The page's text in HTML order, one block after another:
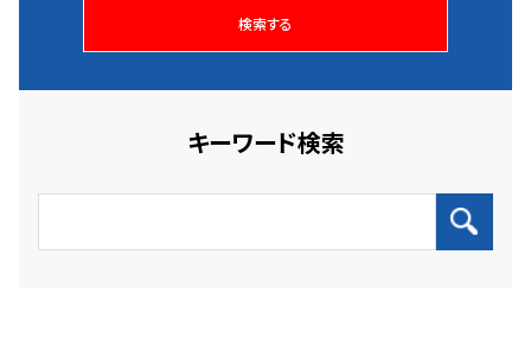
検索する
キーワード検索